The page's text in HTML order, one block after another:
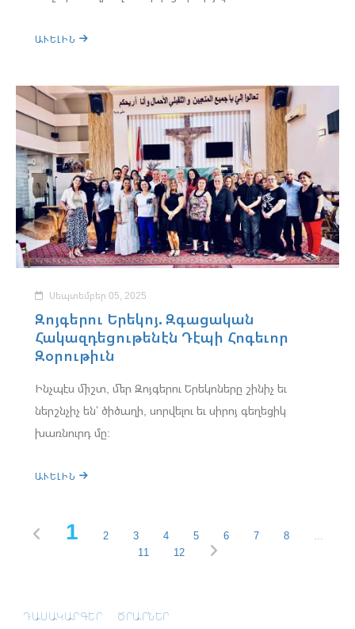
ԱՒԵԼԻՆ
Սեպտեմբեր 05, 2025
Զոյգերու Երեկոյ. Զգացական
Հակազդեցութենէն Դէպի Հոգեւոր
Զօրութիւն
Ինչպէս միշտ, մեր Զոյգերու Երեկոները շինիչ եւ
ներշնչիչ են՝ ծիծաղի, սորվելու եւ սիրոյ գեղեցիկ
խառնուրդ մը:
ԱՒԵԼԻՆ
1 2 3 4 5 6 7 8
11
12
ԴԱՍԱԿԱՐԳԵՐ ԾՐԱՐՆԵՐ